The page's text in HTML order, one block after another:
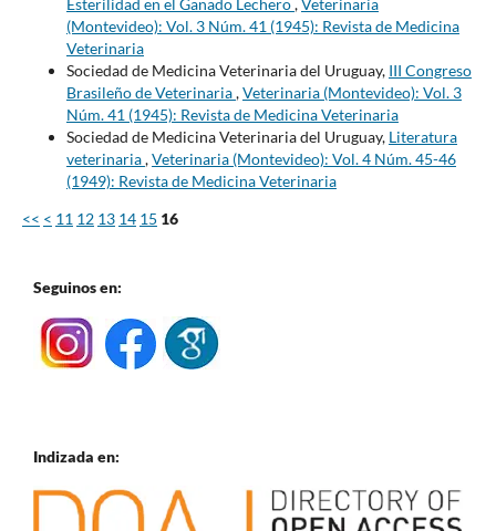
Esterilidad en el Ganado Lechero,Veterinaria
(Montevideo): Vol. 3 Núm. 41 (1945): Revista de Medicina
Veterinaria
Sociedad de Medicina Veterinaria del Uruguay, III Congreso
Brasileño de Veterinaria,Veterinaria (Montevideo): Vol. 3
Núm. 41 (1945): Revista de Medicina Veterinaria
Sociedad de Medicina Veterinaria del Uruguay, Literatura
veterinaria,Veterinaria (Montevideo): Vol. 4 Núm. 45-46
(1949): Revista de Medicina Veterinaria
<< < 11 12 13 14 15 16
Seguinos en:
Indizada en: